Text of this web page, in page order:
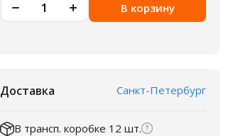
В корзину
Доставка Санкт-Петербург
В трансп. коробке 12 шт.